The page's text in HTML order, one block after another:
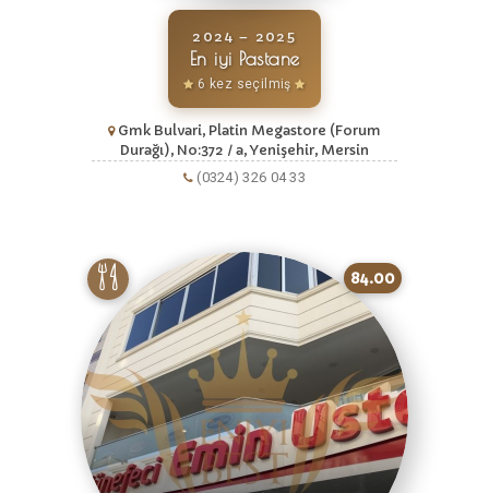
2024 – 2025
En iyi Pastane
6 kez seçilmiş
Gmk Bulvari, Platin Megastore (Forum
Durağı), No:372 / a, Yenişehir, Mersin
(0324) 326 04 33
84.00